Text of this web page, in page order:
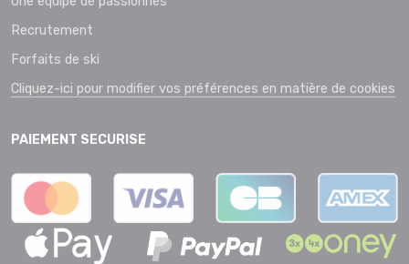
Recrutement
Forfaits de ski
Cliquez-ici pour modifier vos préférences en matière de cookies
PAIEMENT SECURISE